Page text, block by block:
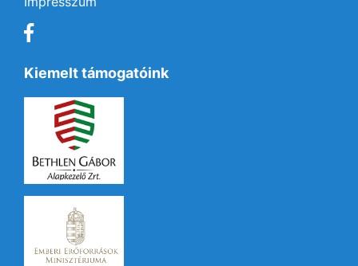
Kiemelt támogatóink